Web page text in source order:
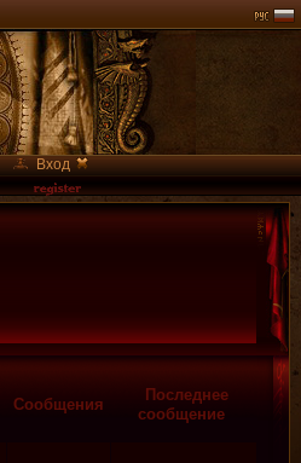
Вход
Сообщения
Последнее
сообщение